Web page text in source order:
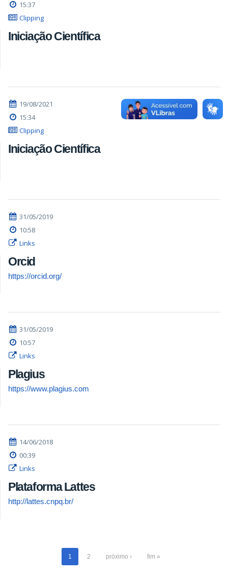
15:37
Clipping
Iniciação Científica
19/08/2021
15:34
Clipping
Iniciação Científica
31/05/2019
10:58
Links
Orcid
https://orcid.org/
31/05/2019
10:57
Links
Plagius
https://www.plagius.com
14/06/2018
00:39
Links
Plataforma Lattes
http://lattes.cnpq.br/
1 2 próximo › fim »